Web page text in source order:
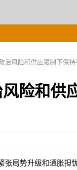
治风险和供应限制下保持
险和供
局势升级和通胀担